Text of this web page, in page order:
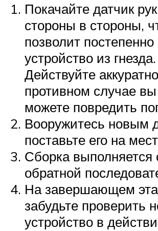
Покачайте датчик
стороны в стороны,
позволит постепенно
устройство из гнезда.
Действуйте
противном случае вы
можете повредить
Вооружитесь новым
поставьте его на
Сборка выполняется
обратной
На завершающем
забудьте проверить
устройство в